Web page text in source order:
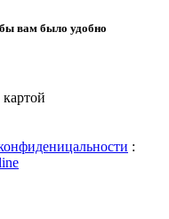
вам было удобно
: